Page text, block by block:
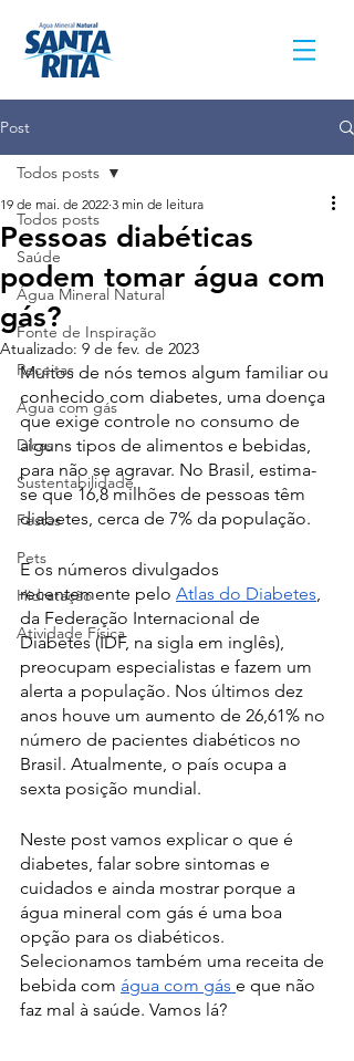
Post
Todos posts
Saúde
Água Mineral Natural
Fonte de Inspiração
Receitas
Água com gás
Dicas
Sustentabilidade
Festas
Pets
Hidratação
Atividade Física
Todos posts
Pessoas diabéticas
podem tomar água com
gás?
19 de mai. de 2022 3 min de leitura
Atualizado: 9 de fev. de 2023
Muitos de nós temos algum familiar ou
conhecido com diabetes, uma doença
que exige controle no consumo de
alguns tipos de alimentos e bebidas,
para não se agravar. No Brasil, estima-
se que 16,8 milhões de pessoas têm
diabetes, cerca de 7% da população.
E os números divulgados
recentemente pelo Atlas do Diabetes,
da Federação Internacional de
Diabetes (IDF, na sigla em inglês),
preocupam especialistas e fazem um
alerta a população. Nos últimos dez
anos houve um aumento de 26,61% no
número de pacientes diabéticos no
Brasil. Atualmente, o país ocupa a
sexta posição mundial.
Neste post vamos explicar o que é
diabetes, falar sobre sintomas e
cuidados e ainda mostrar porque a
água mineral com gás é uma boa
opção para os diabéticos.
Selecionamos também uma receita de
bebida com água com gás e que não
faz mal à saúde. Vamos lá?